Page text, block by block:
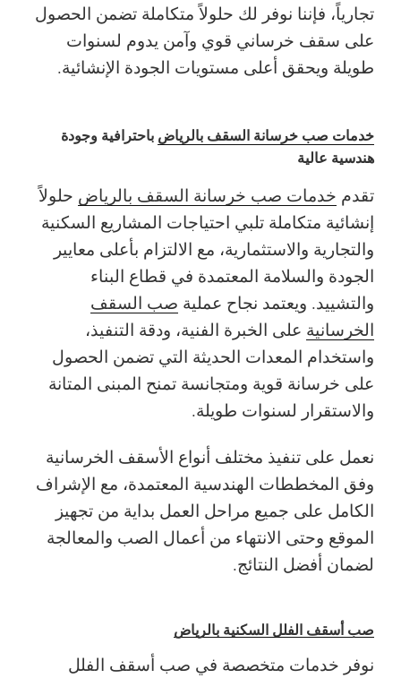
تجارياً، فإننا نوفر لك حلولاً متكاملة تضمن الحصول
على سقف خرساني قوي وآمن يدوم لسنوات
طويلة ويحقق أعلى مستويات الجودة الإنشائية.
خدمات صب خرسانة السقف بالرياض باحترافية وجودة
هندسية عالية
تقدم خدمات صب خرسانة السقف بالرياض حلولاً
إنشائية متكاملة تلبي احتياجات المشاريع السكنية
والتجارية والاستثمارية، مع الالتزام بأعلى معايير
الجودة والسلامة المعتمدة في قطاع البناء
والتشييد. ويعتمد نجاح عملية صب السقف
الخرسانية على الخبرة الفنية، ودقة التنفيذ،
واستخدام المعدات الحديثة التي تضمن الحصول
على خرسانة قوية ومتجانسة تمنح المبنى المتانة
والاستقرار لسنوات طويلة.
نعمل على تنفيذ مختلف أنواع الأسقف الخرسانية
وفق المخططات الهندسية المعتمدة، مع الإشراف
الكامل على جميع مراحل العمل بداية من تجهيز
الموقع وحتى الانتهاء من أعمال الصب والمعالجة
لضمان أفضل النتائج.
صب أسقف الفلل السكنية بالرياض
نوفر خدمات متخصصة في صب أسقف الفلل